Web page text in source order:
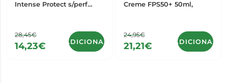
Intense Protect s/perf
28,45€
14,23€ ADICIONAR
Creme FPS50+ 50ml,
24,95€
21,21€ ADICIONAR